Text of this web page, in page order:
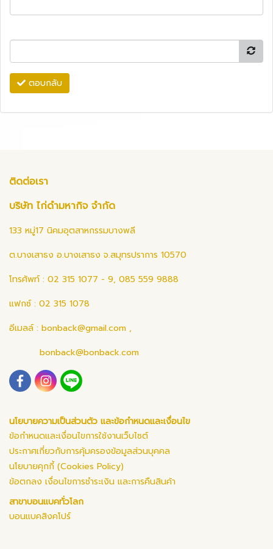
ตอบกลับ
ติดต่อเรา
บริษัท ไก่ดำมหากิจ จำกัด
133 หมู่17 นิคมอุตสาหกรรมบางพลี
ต.บางเสาธง อ.บางเสาธง จ.สมุทรปราการ 10570
โทรศัพท์ : 02 315 1077 - 9, 085 559 9888
แฟกซ์ : 02 315 1078
อีเมลล์ : bonback@gmail.com ,
bonback@bonback.com
นโยบายความเป็นส่วนตัว และข้อกำหนดและเงื่อนไข
ข้อกำหนดและเงื่อนไขการใช้งานเว็บไซต์
ประกาศเกี่ยวกับการคุ้มครองข้อมูลส่วนบุคคล
นโยบายคุกกี้ (Cookies Policy)
ข้อตกลง เงื่อนไขการชำระเงิน และการคืนสินค้า
สาขาบอนแบคทั่วโลก
บอนแบคสิงคโปร์